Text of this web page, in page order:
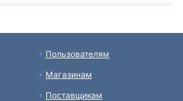
Пользователям
Магазинам
Поставщикам